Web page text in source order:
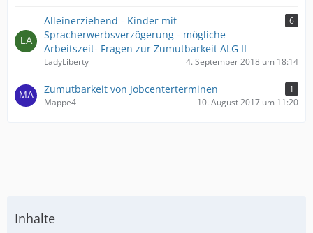
Alleinerziehend - Kinder mit
Spracherwerbsverzögerung - mögliche
Arbeitszeit- Fragen zur Zumutbarkeit ALG II
6
LadyLiberty 4. September 2018 um 18:14
Zumutbarkeit von Jobcenterterminen
1
Mappe4
10. August 2017 um 11:20
Inhalte